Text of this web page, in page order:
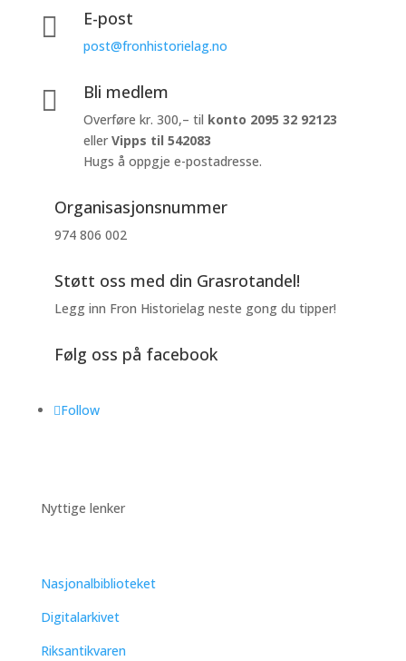
 E-post
post@fronhistorielag.no
 Bli medlem
Overføre kr. 300,– til konto 2095 32 92123
eller Vipps til 542083
Hugs å oppgje e-postadresse.
Organisasjonsnummer
974 806 002
Støtt oss med din Grasrotandel!
Legg inn Fron Historielag neste gong du tipper!
Følg oss på facebook
Follow
Nyttige lenker
Nasjonalbiblioteket
Digitalarkivet
Riksantikvaren